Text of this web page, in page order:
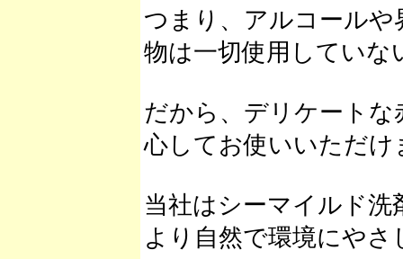
つまり、アルコールや
物は一切使用していな
だから、デリケート
心してお使いいただけ
当社はシーマイルド
より自然で環境にや